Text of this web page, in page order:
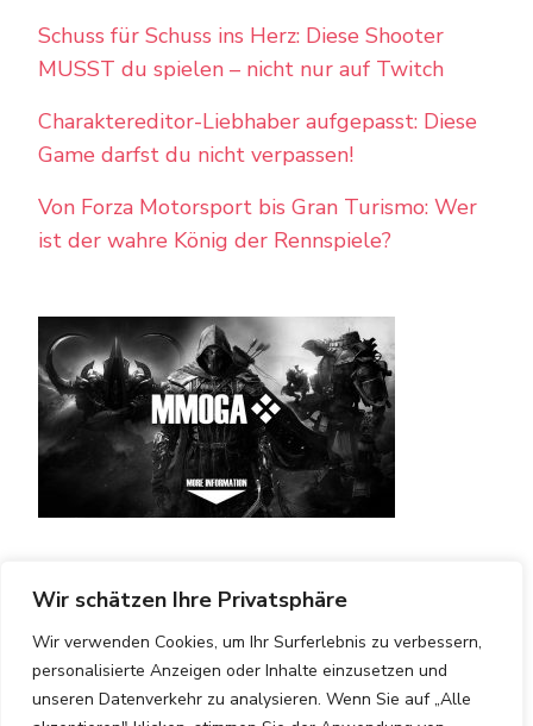
Wir schätzen Ihre Privatsphäre
Wir verwenden Cookies, um Ihr Surferlebnis zu verbessern,
personalisierte Anzeigen oder Inhalte einzusetzen und
unseren Datenverkehr zu analysieren. Wenn Sie auf „Alle
Schuss für Schuss ins Herz: Diese Shooter
MUSST du spielen – nicht nur auf Twitch
Charaktereditor-Liebhaber aufgepasst: Diese
Game darfst du nicht verpassen!
Von Forza Motorsport bis Gran Turismo: Wer
ist der wahre König der Rennspiele?
© Copyright 2026 Computerspiel Blog . Alle Rechte
IMPRESSUM DATENSCHUTZ